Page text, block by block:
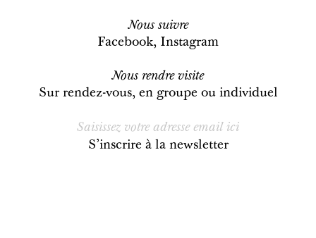
Nous suivre
Facebook, Instagram
Nous rendre visite
Sur rendez-vous, en groupe ou individuel
S’inscrire à la newsletter